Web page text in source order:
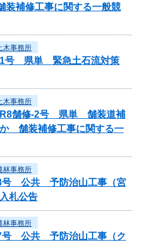
補修工事に関する一般競
木事務所
1号 県単 緊急土石流対策
木事務所
R8舗修-2号 県単 舗装道補
舗装補修工事に関する一
林事務所
号 公共 予防治山工事（宮
札公告
林事務所
号 公共 予防治山工事（ク